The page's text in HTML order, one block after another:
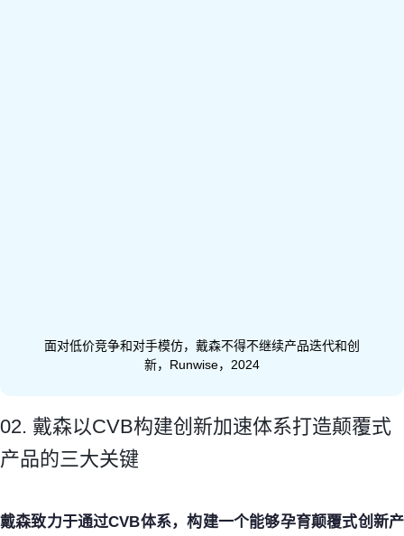
面对低价竞争和对手模仿，戴森不得不继续产品迭代和创
新，Runwise，2024
02. 戴森以CVB构建创新加速体系打造颠覆式
产品的三大关键
戴森致力于通过CVB体系，构建一个能够孕育颠覆式创新产